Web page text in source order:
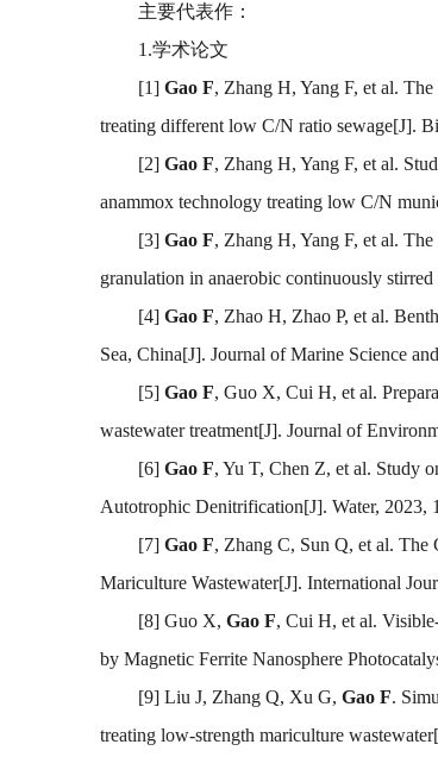
主要代表作：
1.学术论文
[1] Gao F, Zhang H, Yang F, et al.
treating different low C/N ratio sewage[J].
[2] Gao F, Zhang H, Yang F, et al.
anammox technology treating low C/N
[3] Gao F, Zhang H, Yang F, et al.
granulation in anaerobic continuously
[4] Gao F, Zhao H, Zhao P, et al.
Sea, China[J]. Journal of Marine Science
[5] Gao F, Guo X, Cui H, et al.
wastewater treatment[J]. Journal of
[6] Gao F, Yu T, Chen Z, et al. Study
Autotrophic Denitrification[J]. Water, 2023,
[7] Gao F, Zhang C, Sun Q, et al.
Mariculture Wastewater[J]. International
[8] Guo X, Gao F, Cui H, et al.
by Magnetic Ferrite Nanosphere
[9] Liu J, Zhang Q, Xu G, Gao F.
treating low-strength mariculture